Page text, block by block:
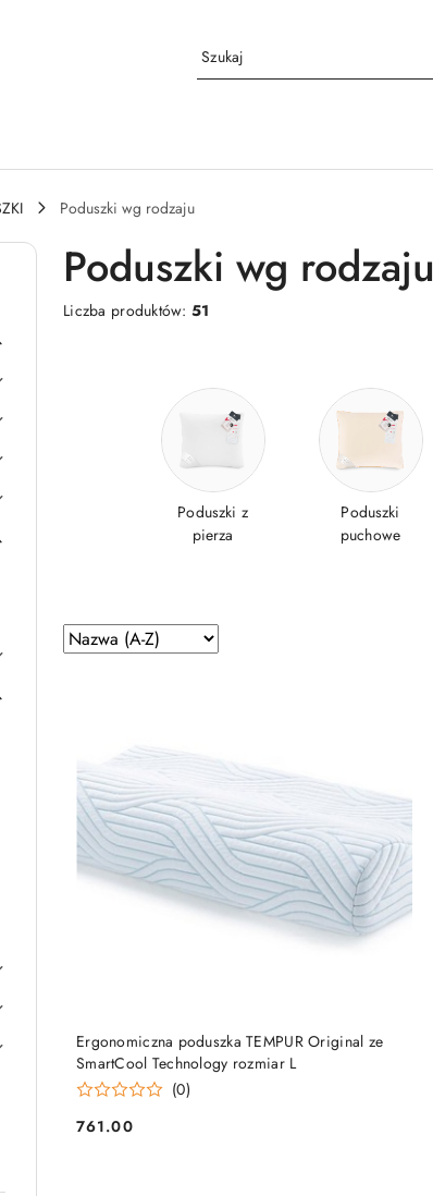
Poduszki wg rodzaju
Poduszki wg rodzaju
Liczba produktów:51
Poduszki z
pierza
Poduszki
puchowe
Zastosowano
sortowanie:
Sortuj
według
Ergonomiczna poduszka TEMPUR Original ze
SmartCool Technology rozmiar L
(0)
Cena:
761.00
DO KOSZYKA